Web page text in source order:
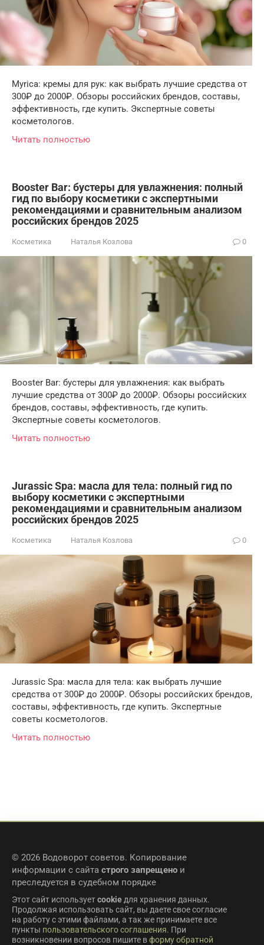
Myrica: кремы для рук: как выбрать лучшие средства от
300₽ до 2000₽. Обзоры российских брендов, составы,
эффективность, где купить. Экспертные советы
косметологов.
Читать полностью
Booster Bar: бустеры для увлажнения: полный
гид по выбору косметики с экспертными
рекомендациями и сравнительным анализом
российских брендов 2025
Косметика Наталья Козлова 0
Booster Bar: бустеры для увлажнения: как выбрать
лучшие средства от 300₽ до 2000₽. Обзоры российских
брендов, составы, эффективность, где купить.
Экспертные советы косметологов.
Читать полностью
Jurassic Spa: масла для тела: полный гид по
выбору косметики с экспертными
рекомендациями и сравнительным анализом
российских брендов 2025
Косметика Наталья Козлова 0
Jurassic Spa: масла для тела: как выбрать лучшие
средства от 300₽ до 2000₽. Обзоры российских брендов,
составы, эффективность, где купить. Экспертные
советы косметологов.
Читать полностью
© 2026 Водоворот советов. Копирование
информации с сайта строго запрещено и
преследуется в судебном порядке
Этот сайт используетcookie для хранения данных.
Продолжая использовать сайт, вы даете свое согласие
на работу с этими файлами, а так же принимаете все
пункты пользовательского соглашения. При
возникновении вопросов пишите вформу обратной